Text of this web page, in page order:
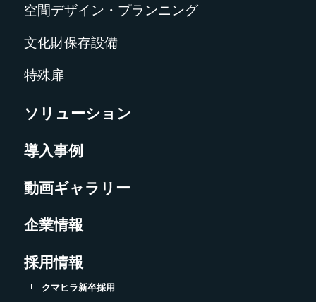
空間デザイン・プランニング
文化財保存設備
特殊扉
ソリューション
導入事例
動画ギャラリー
企業情報
採用情報
クマヒラ新卒採用